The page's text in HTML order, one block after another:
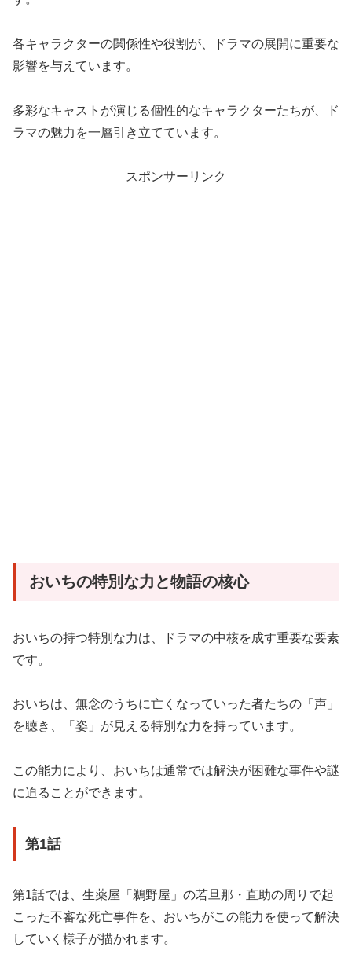
各キャラクターの関係性や役割が、ドラマの展開に重要な
影響を与えています。
多彩なキャストが演じる個性的なキャラクターたちが、ド
ラマの魅力を一層引き立てています。
スポンサーリンク
おいちの特別な力と物語の核心
おいちの持つ特別な力は、ドラマの中核を成す重要な要素
です。
おいちは、無念のうちに亡くなっていった者たちの「声」
を聴き、「姿」が見える特別な力を持っています。
この能力により、おいちは通常では解決が困難な事件や謎
に迫ることができます。
第1話
第1話では、生薬屋「鵜野屋」の若旦那・直助の周りで起
こった不審な死亡事件を、おいちがこの能力を使って解決
していく様子が描かれます。